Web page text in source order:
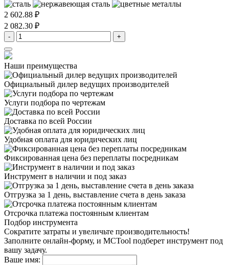
2 602.88 ₽
2 082.30 ₽
- +
Наши преимущества
Официальный дилер ведущих производителей
Услуги подбора по чертежам
Доставка по всей России
Удобная оплата для юридических лиц
Фиксированная цена без переплаты посредникам
Инструмент в наличии и под заказ
Отгрузка за 1 день, выставление счета в день заказа
Отсрочка платежа постоянным клиентам
Подбор инструмента
Сократите затраты и увеличьте производительность!
Заполните онлайн-форму, и MCTool подберет инструмент под
вашу задачу.
Ваше имя: